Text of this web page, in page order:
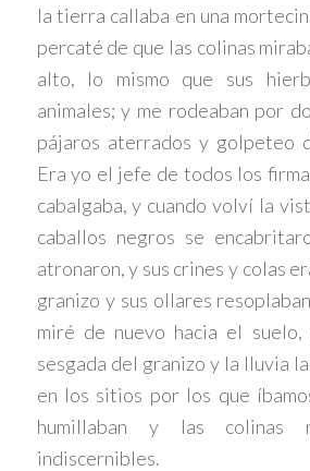
la tierra callaba en una
percaté de que las colinas
alto, lo mismo que sus
animales; y me rodeaban por
pájaros aterrados y golpeteo
Era yo el jefe de todos los
cabalgaba, y cuando volví la
caballos negros se
atronaron, y sus crines y colas
granizo y sus ollares
miré de nuevo hacia el
sesgada del granizo y la lluvia
en los sitios por los que
humillaban y las colinas
indiscernibles.